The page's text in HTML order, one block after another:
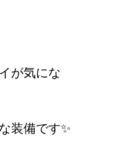
が気にな
装備です✨